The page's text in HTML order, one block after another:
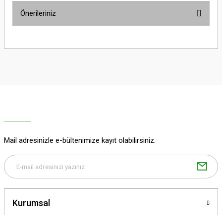
Önerileriniz
yetersiz gördüğünüz noktaları öneri formunu kullanarak tarafımıza
Bu ürüne benzer farklı alternatifler olmalı.
Mail adresinizle e-bültenimize kayıt olabilirsiniz.
Kurumsal